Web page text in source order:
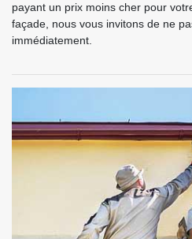
payant un prix moins cher pour
façade, nous vous invitons de ne
immédiatement.